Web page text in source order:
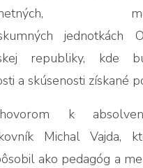
jednotkách
republiky, kde
a skúsenosti získané
k
Michal Vajda,
ako pedagóg a